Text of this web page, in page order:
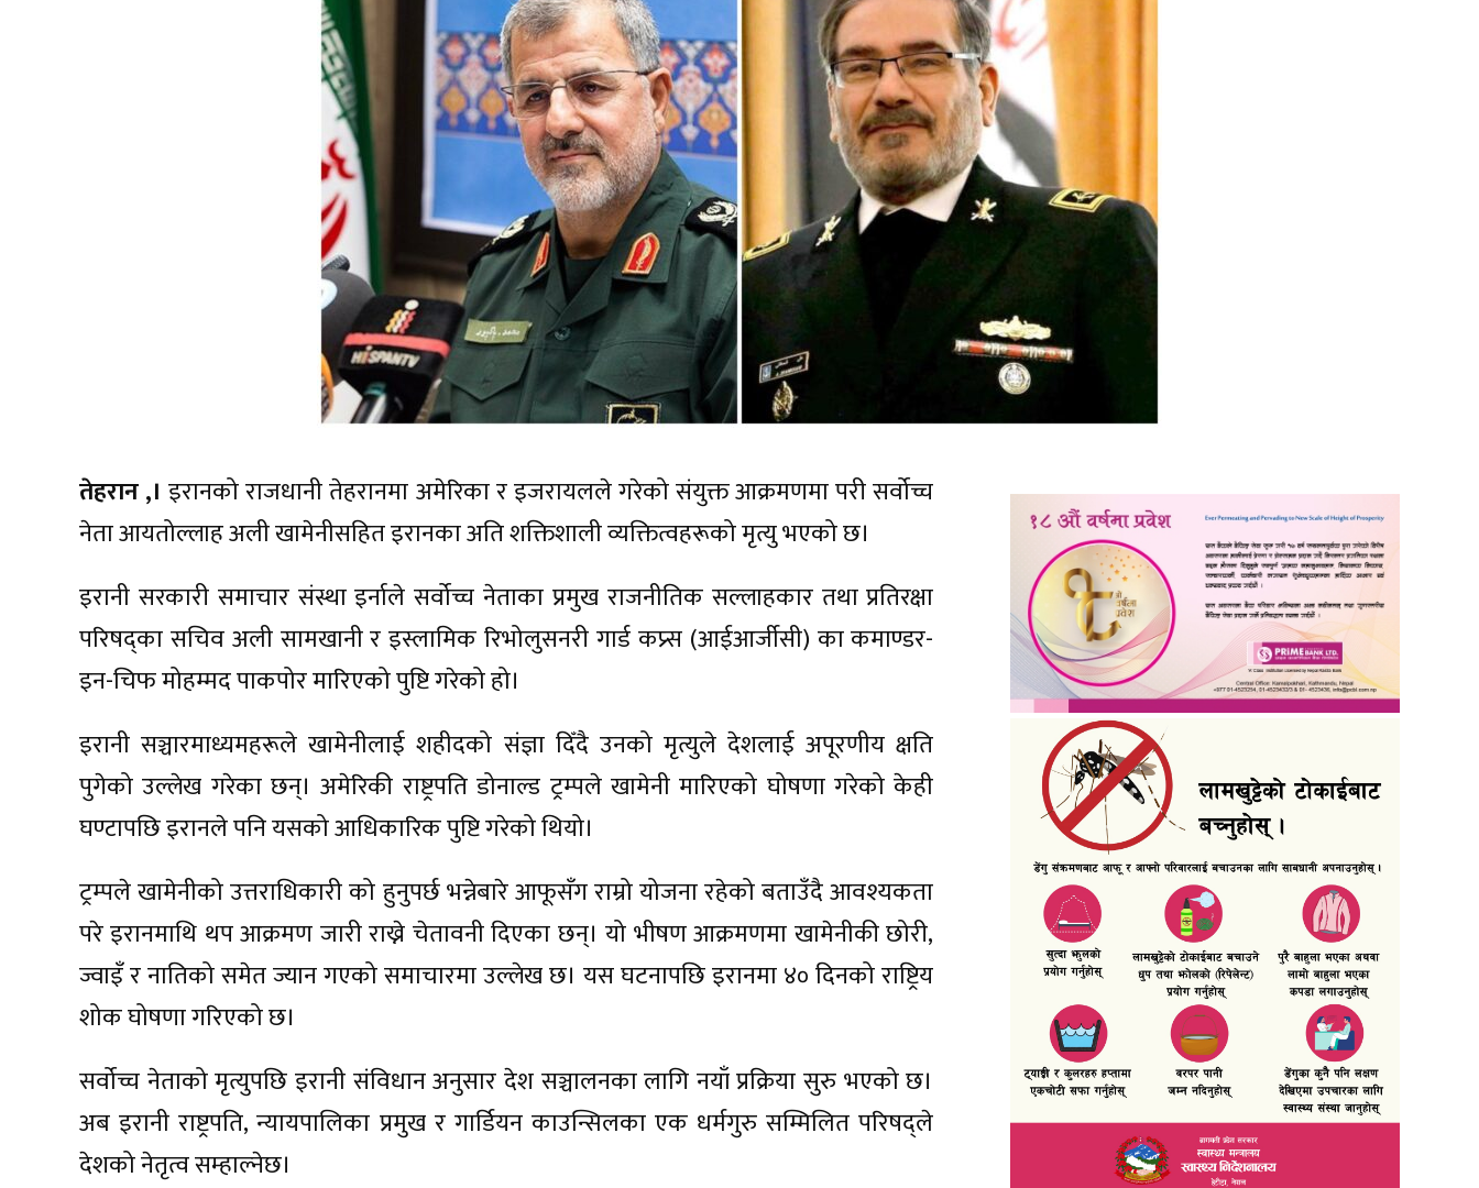
तेहरान ,।इरानको राजधानी तेहरानमा अमेरिका र इजरायलले गरेको संयुक्त आक्रमणमा परी सर्वोच्च
नेता आयतोल्लाह अली खामेनीसहित इरानका अति शक्तिशाली व्यक्तित्वहरूको मृत्यु भएको छ।
इरानी सरकारी समाचार संस्था इर्नाले सर्वोच्च नेताका प्रमुख राजनीतिक सल्लाहकार तथा प्रतिरक्षा
परिषद्का सचिव अली सामखानी र इस्लामिक रिभोलुसनरी गार्ड कप्र्स (आईआर्जीसी) का कमाण्डर-
इन-चिफ मोहम्मद पाकपोर मारिएको पुष्टि गरेको हो।
इरानी सञ्चारमाध्यमहरूले खामेनीलाई शहीदको संज्ञा दिँदै उनको मृत्युले देशलाई अपूरणीय क्षति
पुगेको उल्लेख गरेका छन्। अमेरिकी राष्ट्रपति डोनाल्ड ट्रम्पले खामेनी मारिएको घोषणा गरेको केही
घण्टापछि इरानले पनि यसको आधिकारिक पुष्टि गरेको थियो।
ट्रम्पले खामेनीको उत्तराधिकारी को हुनुपर्छ भन्नेबारे आफूसँग राम्रो योजना रहेको बताउँदै आवश्यकता
परे इरानमाथि थप आक्रमण जारी राख्ने चेतावनी दिएका छन्। यो भीषण आक्रमणमा खामेनीकी छोरी,
ज्वाइँ र नातिको समेत ज्यान गएको समाचारमा उल्लेख छ। यस घटनापछि इरानमा ४० दिनको राष्ट्रिय
शोक घोषणा गरिएको छ।
सर्वोच्च नेताको मृत्युपछि इरानी संविधान अनुसार देश सञ्चालनका लागि नयाँ प्रक्रिया सुरु भएको छ।
अब इरानी राष्ट्रपति, न्यायपालिका प्रमुख र गार्डियन काउन्सिलका एक धर्मगुरु सम्मिलित परिषद्ले
देशको नेतृत्व सम्हाल्नेछ।